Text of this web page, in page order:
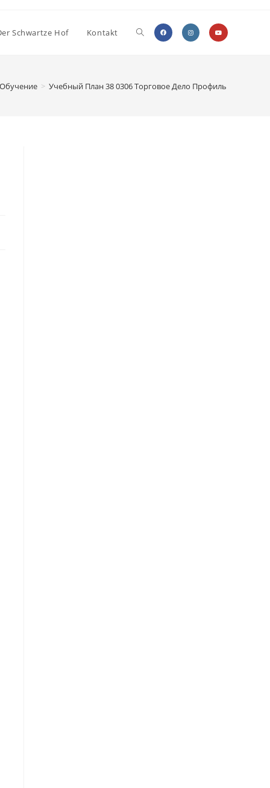
Schwartze Hof Kontakt
> Учебный План 38 0306 Торговое Дело Профиль